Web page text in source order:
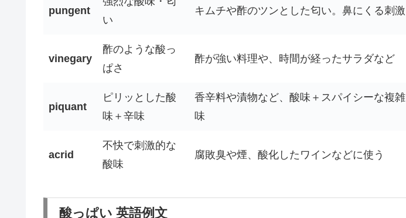
pungent
い
キムチや酢のツンとした匂い。鼻にくる刺激
vinegary
酢のような酸っ
ぱさ
酢が強い料理や、時間が経ったサラダなど
piquant
ピリッとした酸
味＋辛味
香辛料や漬物など、酸味＋スパイシーな複雑
味
acrid
不快で刺激的な
酸味
腐敗臭や煙、酸化したワインなどに使う
酸っぱい 英語例文